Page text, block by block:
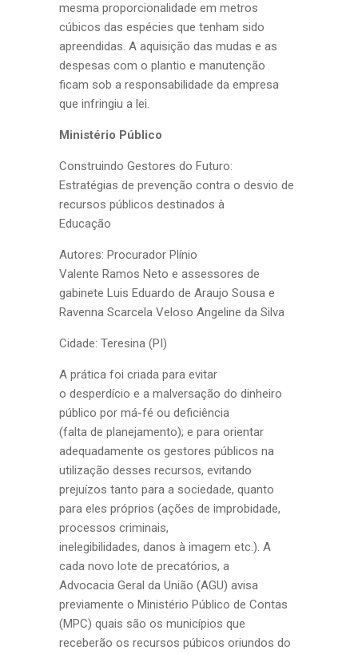
mesma proporcionalidade em metros
cúbicos das espécies que tenham sido
apreendidas. A aquisição das mudas e as
despesas com o plantio e manutenção
ficam sob a responsabilidade da empresa
que infringiu a lei.
Ministério Público
Construindo Gestores do Futuro:
Estratégias de prevenção contra o desvio de
recursos públicos destinados à
Educação
Autores: Procurador Plínio
Valente Ramos Neto e assessores de
gabinete Luis Eduardo de Araujo Sousa e
Ravenna Scarcela Veloso Angeline da Silva
Cidade: Teresina (PI)
A prática foi criada para evitar
o desperdício e a malversação do dinheiro
público por má-fé ou deficiência
(falta de planejamento); e para orientar
adequadamente os gestores públicos na
utilização desses recursos, evitando
prejuízos tanto para a sociedade, quanto
para eles próprios (ações de improbidade,
processos criminais,
inelegibilidades, danos à imagem etc.). A
cada novo lote de precatórios, a
Advocacia Geral da União (AGU) avisa
previamente o Ministério Público de Contas
(MPC) quais são os municípios que
receberão os recursos púbicos oriundos do